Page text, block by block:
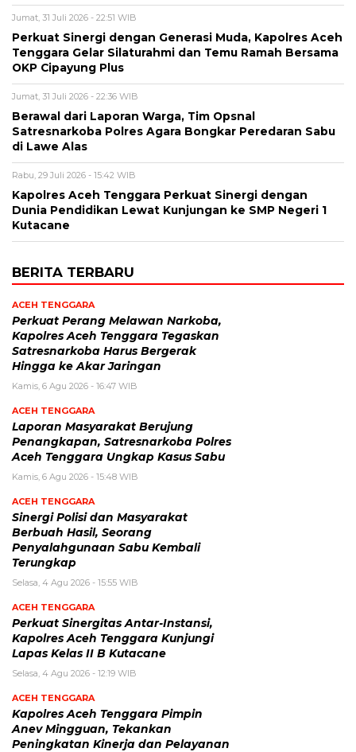
Jumat, 31 Juli 2026 - 22:51 WIB
Perkuat Sinergi dengan Generasi Muda, Kapolres Aceh
Tenggara Gelar Silaturahmi dan Temu Ramah Bersama
OKP Cipayung Plus
Jumat, 31 Juli 2026 - 22:36 WIB
Berawal dari Laporan Warga, Tim Opsnal
Satresnarkoba Polres Agara Bongkar Peredaran Sabu
di Lawe Alas
Rabu, 29 Juli 2026 - 15:42 WIB
Kapolres Aceh Tenggara Perkuat Sinergi dengan
Dunia Pendidikan Lewat Kunjungan ke SMP Negeri 1
Kutacane
BERITA TERBARU
ACEH TENGGARA
Perkuat Perang Melawan Narkoba,
Kapolres Aceh Tenggara Tegaskan
Satresnarkoba Harus Bergerak
Hingga ke Akar Jaringan
Kamis, 6 Agu 2026 - 16:47 WIB
ACEH TENGGARA
Laporan Masyarakat Berujung
Penangkapan, Satresnarkoba Polres
Aceh Tenggara Ungkap Kasus Sabu
Kamis, 6 Agu 2026 - 15:48 WIB
ACEH TENGGARA
Sinergi Polisi dan Masyarakat
Berbuah Hasil, Seorang
Penyalahgunaan Sabu Kembali
Terungkap
Selasa, 4 Agu 2026 - 15:55 WIB
ACEH TENGGARA
Perkuat Sinergitas Antar-Instansi,
Kapolres Aceh Tenggara Kunjungi
Lapas Kelas II B Kutacane
Selasa, 4 Agu 2026 - 12:19 WIB
ACEH TENGGARA
Kapolres Aceh Tenggara Pimpin
Anev Mingguan, Tekankan
Peningkatan Kinerja dan Pelayanan